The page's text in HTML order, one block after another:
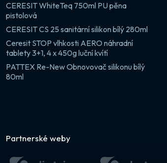
CERESIT WhiteTeq 750ml PU pěna
pistolová
CERESIT CS 25 sanitární silikon bílý 280ml
Ceresit STOP vlhkosti AERO náhradní
tablety 3+1, 4 x 450g luční kvítí
PATTEX Re-New Obnovovač silikonu bílý
80ml
Partnerské weby